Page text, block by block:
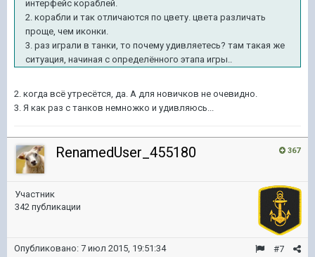
интерфейс кораблей.
2. корабли и так отличаются по цвету. цвета различать
проще, чем иконки.
3. раз играли в танки, то почему удивляетесь? там такая же
ситуация, начиная с определённого этапа игры..
2. когда всё утресётся, да. А для новичков не очевидно.
3. Я как раз с танков немножко и удивляюсь...
367
RenamedUser_455180
Участник
342 публикации
#7
Опубликовано: 7 июл 2015, 19:51:34